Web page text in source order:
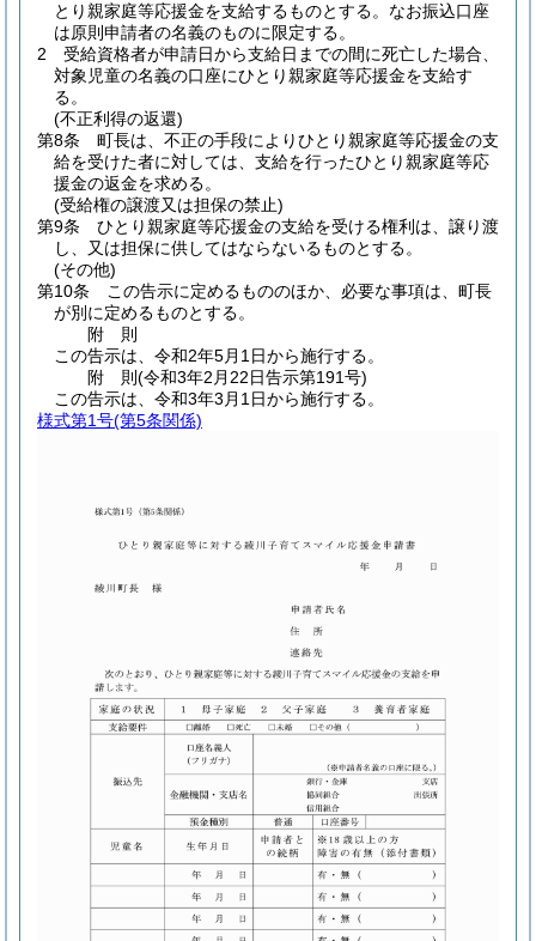
とり親家庭等応援金を支給するものとする。 なお振込口座
は原則申請者の名義のものに限定する。
2
受給資格者が申請日から支給日までの間に死亡した場合、
対象児童の名義の口座にひとり親家庭等応援金を支給す
る。
(不正利得の返還)
第8条
町長は、不正の手段によりひとり親家庭等応援金の支
給を受けた者に対しては、支給を行ったひとり親家庭等応
援金の返金を求める。
(受給権の譲渡又は担保の禁止)
第9条
ひとり親家庭等応援金の支給を受ける権利は、譲り渡
し、又は担保に供してはならないるものとする。
(その他)
第10条
この告示に定めるもののほか、必要な事項は、町長
が別に定めるものとする。
附 則
この告示は、令和2年5月1日から施行する。
附 則(令和3年2月22日告示第191号)
この告示は、令和3年3月1日から施行する。
様式第1号(第5条関係)